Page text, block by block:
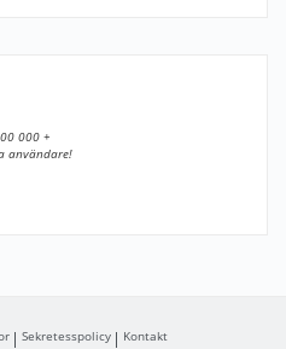
000 +
användare!
Sekretesspolicy Kontakt